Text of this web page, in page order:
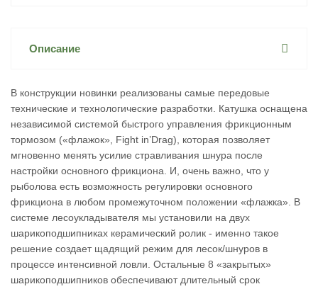
Описание
В конструкции новинки реализованы самые передовые
технические и технологические разработки. Катушка оснащена
независимой системой быстрого управления фрикционным
тормозом («флажок», Fight in’Drag), которая позволяет
мгновенно менять усилие стравливания шнура после
настройки основного фрикциона. И, очень важно, что у
рыболова есть возможность регулировки основного
фрикциона в любом промежуточном положении «флажка». В
системе лесоукладывателя мы установили на двух
шарикоподшипниках керамический ролик - именно такое
решение создает щадящий режим для лесок/шнуров в
процессе интенсивной ловли. Остальные 8 «закрытых»
шарикоподшипников обеспечивают длительный срок